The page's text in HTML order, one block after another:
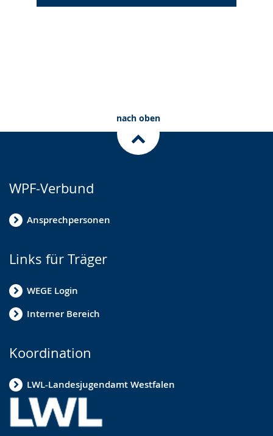
nach oben
WPF-Verbund
Ansprechpersonen
Links für Träger
WEGE Login
Interner Bereich
Koordination
LWL-Landesjugendamt Westfalen